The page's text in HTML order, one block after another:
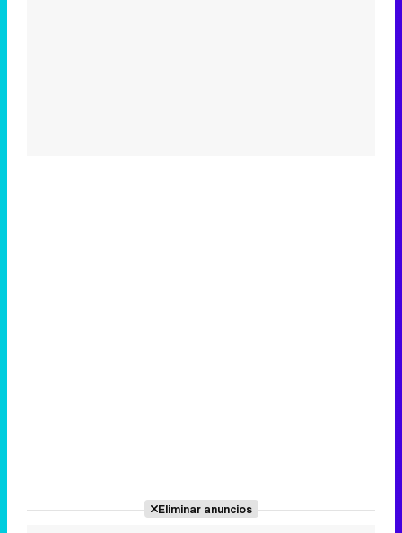
Eliminar anuncios